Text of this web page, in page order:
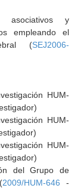
asociativos y
empleando el
(SEJ2006-
HUM-
HUM-
HUM-
del Grupo de
2009/HUM-646 -